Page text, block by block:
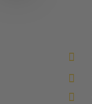


